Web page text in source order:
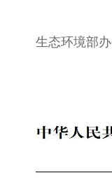
生态环境部办